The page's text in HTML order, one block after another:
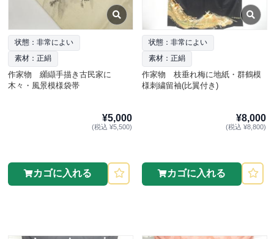
状態：非常によい
素材：正絹
作家物 纐纈手描き古民家に
木々・風景模様袋帯
¥5,000
(税込 ¥5,500)
カゴに入れる
状態：非常によい
素材：正絹
作家物 枝垂れ梅に地紙・群鶴模
様刺繍留袖(比翼付き)
¥8,000
(税込 ¥8,800)
カゴに入れる